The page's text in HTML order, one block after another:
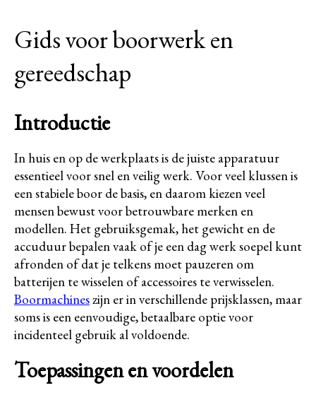
Gids voor boorwerk en
gereedschap
Introductie
In huis en op de werkplaats is de juiste apparatuur
essentieel voor snel en veilig werk. Voor veel klussen is
een stabiele boor de basis, en daarom kiezen veel
mensen bewust voor betrouwbare merken en
modellen. Het gebruiksgemak, het gewicht en de
accuduur bepalen vaak of je een dag werk soepel kunt
afronden of dat je telkens moet pauzeren om
batterijen te wisselen of accessoires te verwisselen.
Boormachineszijn er in verschillende prijsklassen, maar
soms is een eenvoudige, betaalbare optie voor
incidenteel gebruik al voldoende.
Toepassingen en voordelen